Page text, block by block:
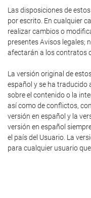
Las disposiciones de
por escrito. En cualquier
realizar cambios o
presentes Avisos legales;
afectarán a los contratos
La versión original de
español y se ha traducido
sobre el contenido o la
así como de conflictos,
versión en español y la
versión en español
el país del Usuario. La
para cualquier usuario que